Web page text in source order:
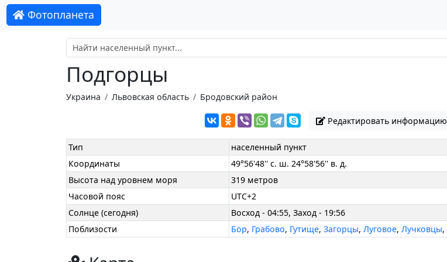
Фотопланета
Подгорцы
Украина Львовская область Бродовский район
Редактировать информацию
Тип
населенный пункт
Координаты
49°56'48'' с. ш. 24°58'56'' в. д.
Высота над уровнем моря
319 метров
Часовой пояс
UTC+2
Солнце (сегодня)
Восход - 04:55, Заход - 19:56
Поблизости
Бор, Грабово, Гутище,Загорцы,Луговое,Лучковцы,